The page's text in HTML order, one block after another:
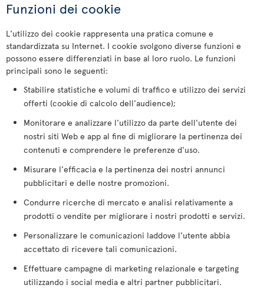
Funzioni dei cookie
L'utilizzo dei cookie rappresenta una pratica comune e
standardizzata su Internet. I cookie svolgono diverse funzioni e
possono essere differenziati in base al loro ruolo. Le funzioni
principali sono le seguenti:
Stabilire statistiche e volumi di traffico e utilizzo dei servizi
offerti (cookie di calcolo dell'audience);
Monitorare e analizzare l'utilizzo da parte dell'utente dei
nostri siti Web e app al fine di migliorare la pertinenza dei
contenuti e comprendere le preferenze d'uso.
Misurare l'efficacia e la pertinenza dei nostri annunci
pubblicitari e delle nostre promozioni.
Condurre ricerche di mercato e analisi relativamente a
prodotti o vendite per migliorare i nostri prodotti e servizi.
Personalizzare le comunicazioni laddove l'utente abbia
accettato di ricevere tali comunicazioni.
Effettuare campagne di marketing relazionale e targeting
utilizzando i social media e altri partner pubblicitari.